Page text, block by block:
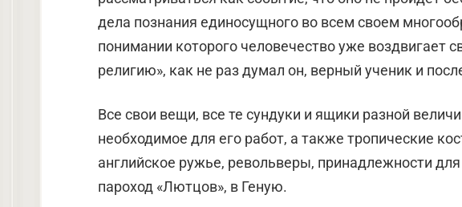
дела познания единосущного во всем своем
понимании которого человечество уже
рели­гию», как не раз думал он, верный ученик и
Все свои вещи, все те сундуки и ящики разной
необходимое для его работ, а также тропические
английское ружье, револьверы, принадлежности
пароход «Лютцов», в Геную.